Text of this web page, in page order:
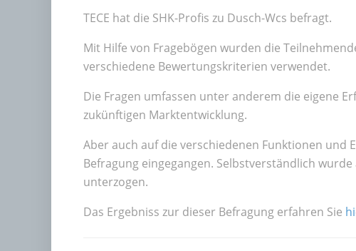
TECE hat die SHK-Profis zu Dusch-Wcs befragt.
Mit Hilfe von Fragebögen wurden die
verschiedene Bewertungskriterien verwendet.
Die Fragen umfassen unter anderem die eigene
zukünftigen Marktentwicklung.
Aber auch auf die verschiedenen Funktionen und
Befragung eingegangen. Selbstverständlich
unterzogen.
Das Ergebniss zur dieser Befragung erfahren Sie